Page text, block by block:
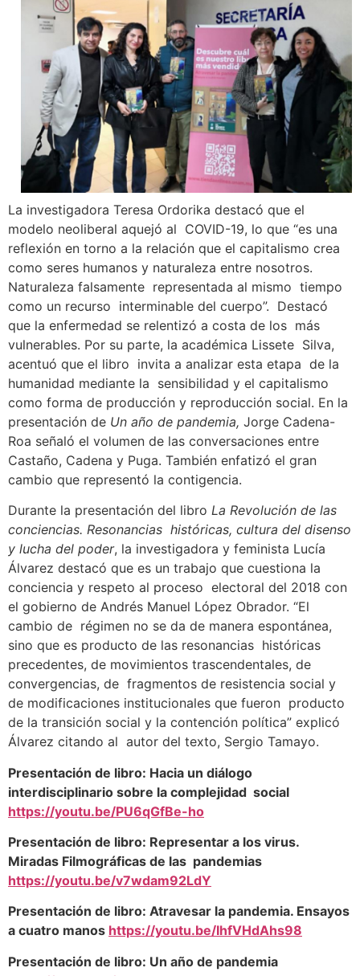
La investigadora Teresa Ordorika destacó que el
modelo neoliberal aquejó al COVID-19, lo que “es una
reflexión en torno a la relación que el capitalismo crea
como seres humanos y naturaleza entre nosotros.
Naturaleza falsamente representada al mismo tiempo
como un recurso interminable del cuerpo”. Destacó
que la enfermedad se relentizó a costa de los más
vulnerables. Por su parte, la académica Lissete Silva,
acentuó que el libro invita a analizar esta etapa de la
humanidad mediante la sensibilidad y el capitalismo
como forma de producción y reproducción social. En la
presentación de Un año de pandemia, Jorge Cadena-
Roa señaló el volumen de las conversaciones entre
Castaño, Cadena y Puga. También enfatizó el gran
cambio que representó la contigencia.
Durante la presentación del libro La Revolución de las
conciencias. Resonancias históricas, cultura del disenso
y lucha del poder, la investigadora y feminista Lucía
Álvarez destacó que es un trabajo que cuestiona la
conciencia y respeto al proceso electoral del 2018 con
el gobierno de Andrés Manuel López Obrador. “El
cambio de régimen no se da de manera espontánea,
sino que es producto de las resonancias históricas
precedentes, de movimientos trascendentales, de
convergencias, de fragmentos de resistencia social y
de modificaciones institucionales que fueron producto
de la transición social y la contención política” explicó
Álvarez citando al autor del texto, Sergio Tamayo.
Presentación de libro: Hacia un diálogo
interdisciplinario sobre la complejidad social
https://youtu.be/PU6qGfBe-ho
Presentación de libro: Representar a los virus.
Miradas Filmográficas de las pandemias
https://youtu.be/v7wdam92LdY
Presentación de libro: Atravesar la pandemia. Ensayos
a cuatro manos https://youtu.be/IhfVHdAhs98
Presentación de libro: Un año de pandemia